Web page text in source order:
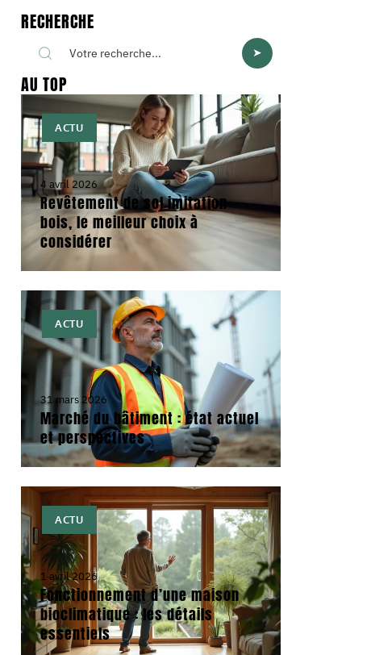
RECHERCHE
AU TOP
ACTU
4 avril 2026
Revêtement de sol imitation
bois, le meilleur choix à
considérer
ACTU
31 mars 2026
Marché du bâtiment : état actuel
et perspectives
ACTU
1 avril 2026
Fonctionnement d’une maison
bioclimatique : les détails
essentiels